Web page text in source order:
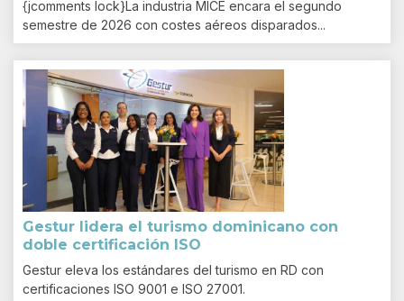
{jcomments lock}La industria MICE encara el segundo
semestre de 2026 con costes aéreos disparados...
Gestur lidera el turismo dominicano con
doble certificación ISO
Gestur eleva los estándares del turismo en RD con
certificaciones ISO 9001 e ISO 27001.